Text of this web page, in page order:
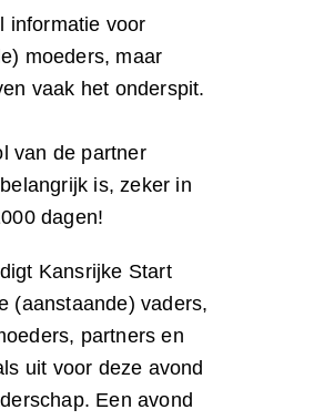
informatie voor
moeders, maar
vaak het onderspit.
van de partner
is, zeker in
dagen!
Kansrijke Start
(aanstaande) vaders,
partners en
uit voor deze avond
Een avond